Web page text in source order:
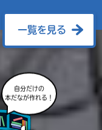
一覧を見る
自分だけの
本だなが作れる！